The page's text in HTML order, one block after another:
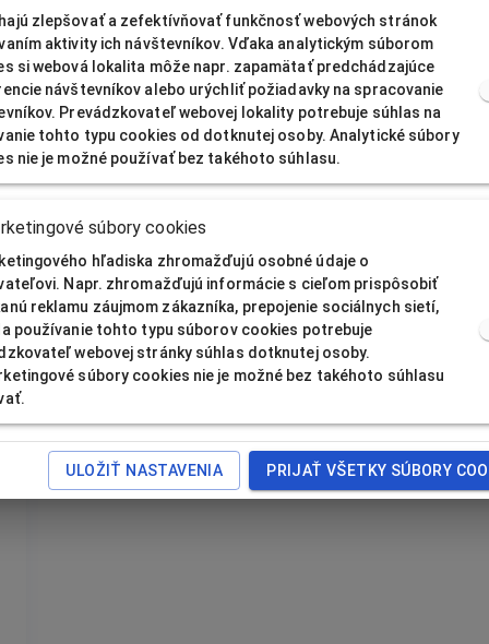
obálky Eva univerzálna čierna Cena je k
Podobné produkty
zlepšovať a zefektívňovať funkčnosť webových stránok
aktivity ich návštevníkov. Vďaka analytickým súborom
si webová lokalita môže napr. zapamätať predchádzajúce
návštevníkov alebo urýchliť požiadavky na spracovanie
Prevádzkovateľ webovej lokality potrebuje súhlas na
tohto typu cookies od dotknutej osoby. Analytické súbory
nie je možné používať bez takéhoto súhlasu.
súbory cookies
hľadiska zhromažďujú osobné údaje o
Napr. zhromažďujú informácie s cieľom prispôsobiť
reklamu záujmom zákazníka, prepojenie sociálnych sietí,
používanie tohto typu súborov cookies potrebuje
webovej stránky súhlas dotknutej osoby.
súbory cookies nie je možné bez takéhoto súhlasu
ULOŽIŤ NASTAVENIA PRIJAŤ VŠETKY SÚBORY